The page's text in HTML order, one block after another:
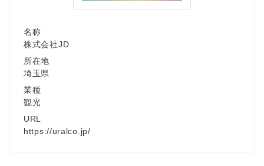
名称
株式会社JD
所在地
埼玉県
業種
観光
URL
https://uralco.jp/